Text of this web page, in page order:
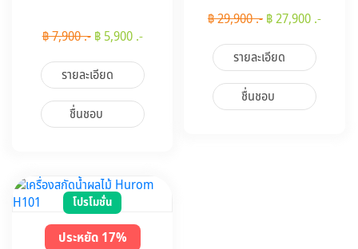
฿ 7,900 .- ฿ 5,900 .-
รายละเอียด
ชื่นชอบ
฿ 29,900 .- ฿ 27,900 .-
รายละเอียด
ชื่นชอบ
โปรโมชั่น
ประหยัด 17%